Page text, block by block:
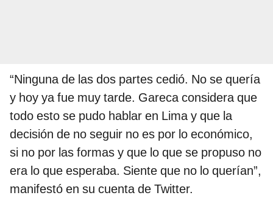
“Ninguna de las dos partes cedió. No se quería
y hoy ya fue muy tarde. Gareca considera que
todo esto se pudo hablar en Lima y que la
decisión de no seguir no es por lo económico,
si no por las formas y que lo que se propuso no
era lo que esperaba. Siente que no lo querían”,
manifestó en su cuenta de Twitter.